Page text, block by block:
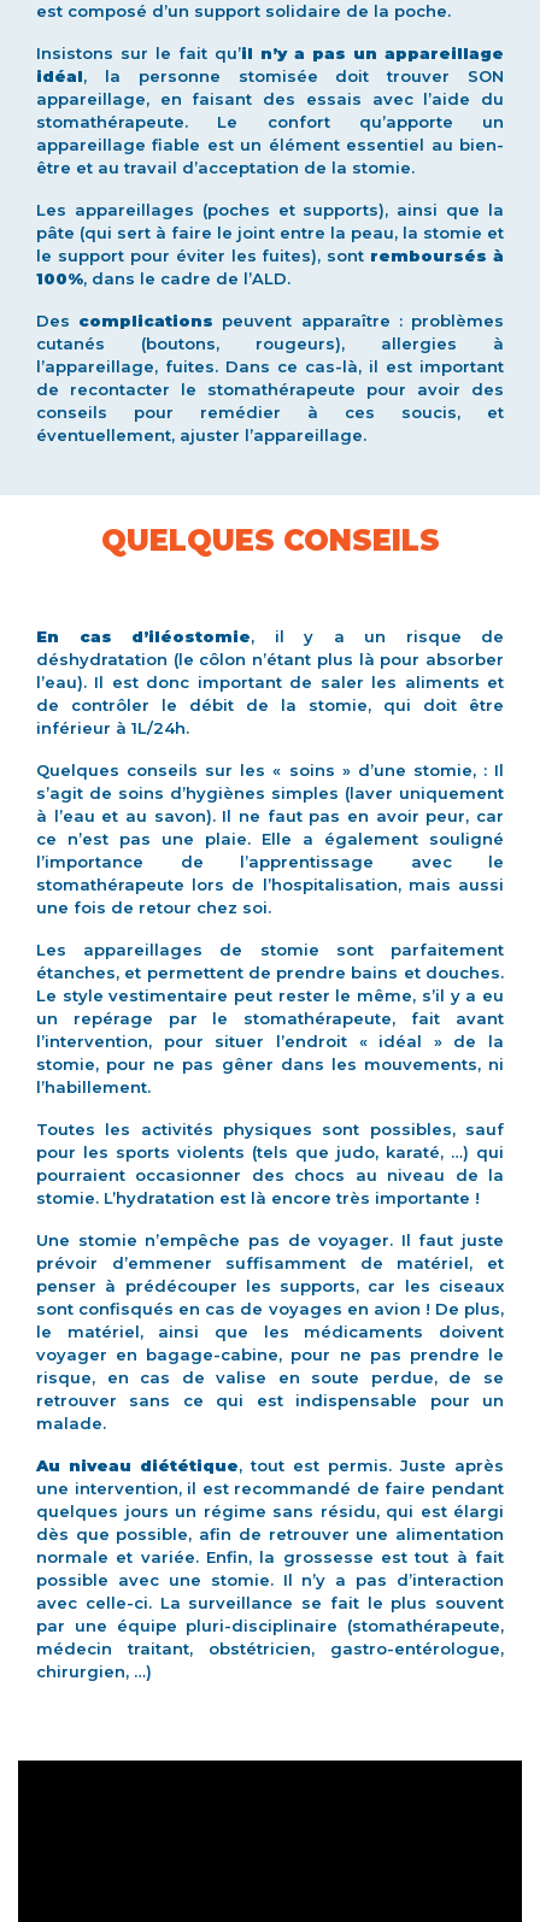
est composé d’un support solidaire de la poche.
Insistons sur le fait qu’il n’y a pas un appareillage
idéal, la personne stomisée doit trouver SON
appareillage, en faisant des essais avec l’aide du
stomathérapeute. Le confort qu’apporte un
appareillage fiable est un élément essentiel au bien-
être et au travail d’acceptation de la stomie.
Les appareillages (poches et supports), ainsi que la
pâte (qui sert à faire le joint entre la peau, la stomie et
le support pour éviter les fuites), sont remboursés à
100%, dans le cadre de l’ALD.
Des complications peuvent apparaître : problèmes
cutanés (boutons, rougeurs), allergies à
l’appareillage, fuites. Dans ce cas-là, il est important
de recontacter le stomathérapeute pour avoir des
conseils pour remédier à ces soucis, et
éventuellement, ajuster l’appareillage.
QUELQUES CONSEILS
En cas d’iléostomie, il y a un risque de
déshydratation (le côlon n’étant plus là pour absorber
l’eau). Il est donc important de saler les aliments et
de contrôler le débit de la stomie, qui doit être
inférieur à 1L/24h.
Quelques conseils sur les « soins » d’une stomie, : Il
s’agit de soins d’hygiènes simples (laver uniquement
à l’eau et au savon). Il ne faut pas en avoir peur, car
ce n’est pas une plaie. Elle a également souligné
l’importance de l’apprentissage avec le
stomathérapeute lors de l’hospitalisation, mais aussi
une fois de retour chez soi.
Les appareillages de stomie sont parfaitement
étanches, et permettent de prendre bains et douches.
Le style vestimentaire peut rester le même, s’il y a eu
un repérage par le stomathérapeute, fait avant
l’intervention, pour situer l’endroit « idéal » de la
stomie, pour ne pas gêner dans les mouvements, ni
l’habillement.
Toutes les activités physiques sont possibles, sauf
pour les sports violents (tels que judo, karaté, …) qui
pourraient occasionner des chocs au niveau de la
stomie. L’hydratation est là encore très importante !
Une stomie n’empêche pas de voyager. Il faut juste
prévoir d’emmener suffisamment de matériel, et
penser à prédécouper les supports, car les ciseaux
sont confisqués en cas de voyages en avion ! De plus,
le matériel, ainsi que les médicaments doivent
voyager en bagage-cabine, pour ne pas prendre le
risque, en cas de valise en soute perdue, de se
retrouver sans ce qui est indispensable pour un
malade.
Au niveau diététique, tout est permis. Juste après
une intervention, il est recommandé de faire pendant
quelques jours un régime sans résidu, qui est élargi
dès que possible, afin de retrouver une alimentation
normale et variée. Enfin, la grossesse est tout à fait
possible avec une stomie. Il n’y a pas d’interaction
avec celle-ci. La surveillance se fait le plus souvent
par une équipe pluri-disciplinaire (stomathérapeute,
médecin traitant, obstétricien, gastro-entérologue,
chirurgien, …)